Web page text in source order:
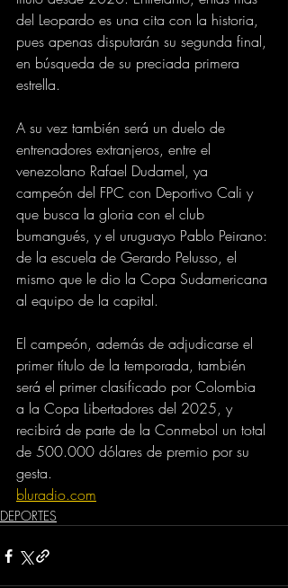
del Leopardo es una cita con la historia,
pues apenas disputarán su segunda final,
en búsqueda de su preciada primera
estrella.
A su vez también será un duelo de
entrenadores extranjeros, entre el
venezolano Rafael Dudamel, ya
campeón del FPC con Deportivo Cali y
que busca la gloria con el club
bumangués, y el uruguayo Pablo Peirano:
de la escuela de Gerardo Pelusso, el
mismo que le dio la Copa Sudamericana
al equipo de la capital.
El campeón, además de adjudicarse el
primer título de la temporada, también
será el primer clasificado por Colombia
a la Copa Libertadores del 2025, y
recibirá de parte de la Conmebol un total
de 500.000 dólares de premio por su
gesta.
bluradio.com
DEPORTES